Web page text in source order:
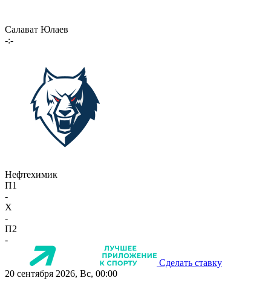
Салават Юлаев
-:-
Нефтехимик
П1
-
X
-
П2
-
Сделать ставку
20 сентября 2026, Вс, 00:00